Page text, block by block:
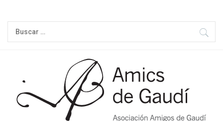
contenido
Buscar: